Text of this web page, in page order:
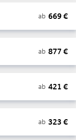
ab 669€
ab 877 €
ab 421 €
ab 323 €